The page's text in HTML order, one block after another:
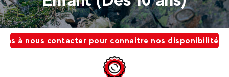
à nous contacter pour connaitre nos disponibilités ! 🔆